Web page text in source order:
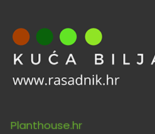
Planthouse.hr